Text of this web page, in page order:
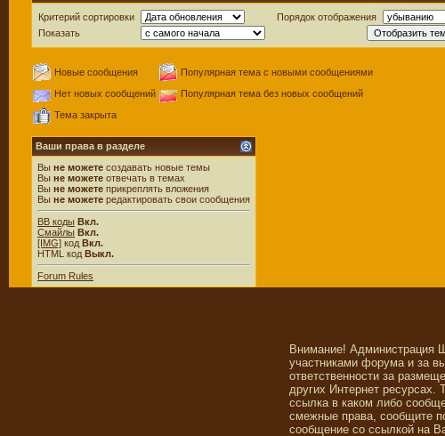
Критерий сортировки
Порядок отображения
Показать
Новые сообщения
Популярная тема с новыми сообщениями
Нет новых сообщений
Популярная тема без новых сообщений
Тема закрыта
Ваши права в разделе
Вы не можете создавать новые темы
Вы не можете отвечать в темах
Вы не можете прикреплять вложения
Вы не можете редактировать свои сообщения
BB коды Вкл.
Смайлы Вкл.
[IMG] код Вкл.
HTML код Выкл.
Forum Rules
Внимание! Администрация
участниками форума и за
ответственности за
других Интернет
ссылка в каком либо
смежные права, сообщите
сообщение со ссылкой на